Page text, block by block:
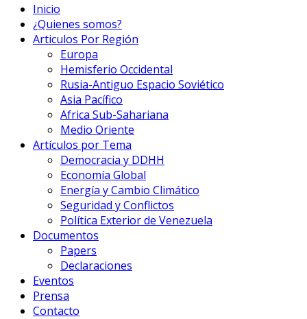
Inicio
¿Quienes somos?
Articulos Por Región
Europa
Hemisferio Occidental
Rusia-Antiguo Espacio Soviético
Asia Pacífico
Africa Sub-Sahariana
Medio Oriente
Artículos por Tema
Democracia y DDHH
Economía Global
Energía y Cambio Climático
Seguridad y Conflictos
Política Exterior de Venezuela
Documentos
Papers
Declaraciones
Eventos
Prensa
Contacto